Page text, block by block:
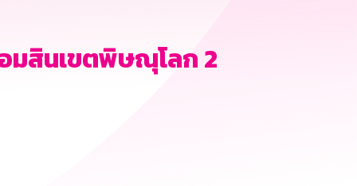
มสินเขตพิษณุโลก 2